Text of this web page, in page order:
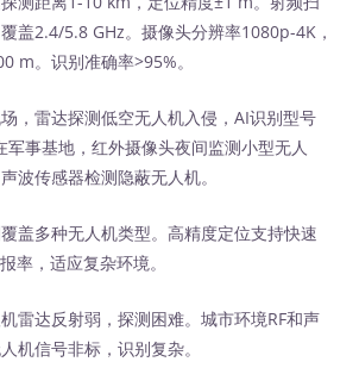
盖2.4/5.8 GHz。摄像头分辨率1080p-4K，
m。识别准确率>95%。
场，雷达探测低空无人机入侵，AI识别型号
军事基地，红外摄像头夜间监测小型无人
波传感器检测隐蔽无人机。
覆盖多种无人机类型。高精度定位支持快速
率，适应复杂环境。
机雷达反射弱，探测困难。城市环境RF和声
机信号非标，识别复杂。